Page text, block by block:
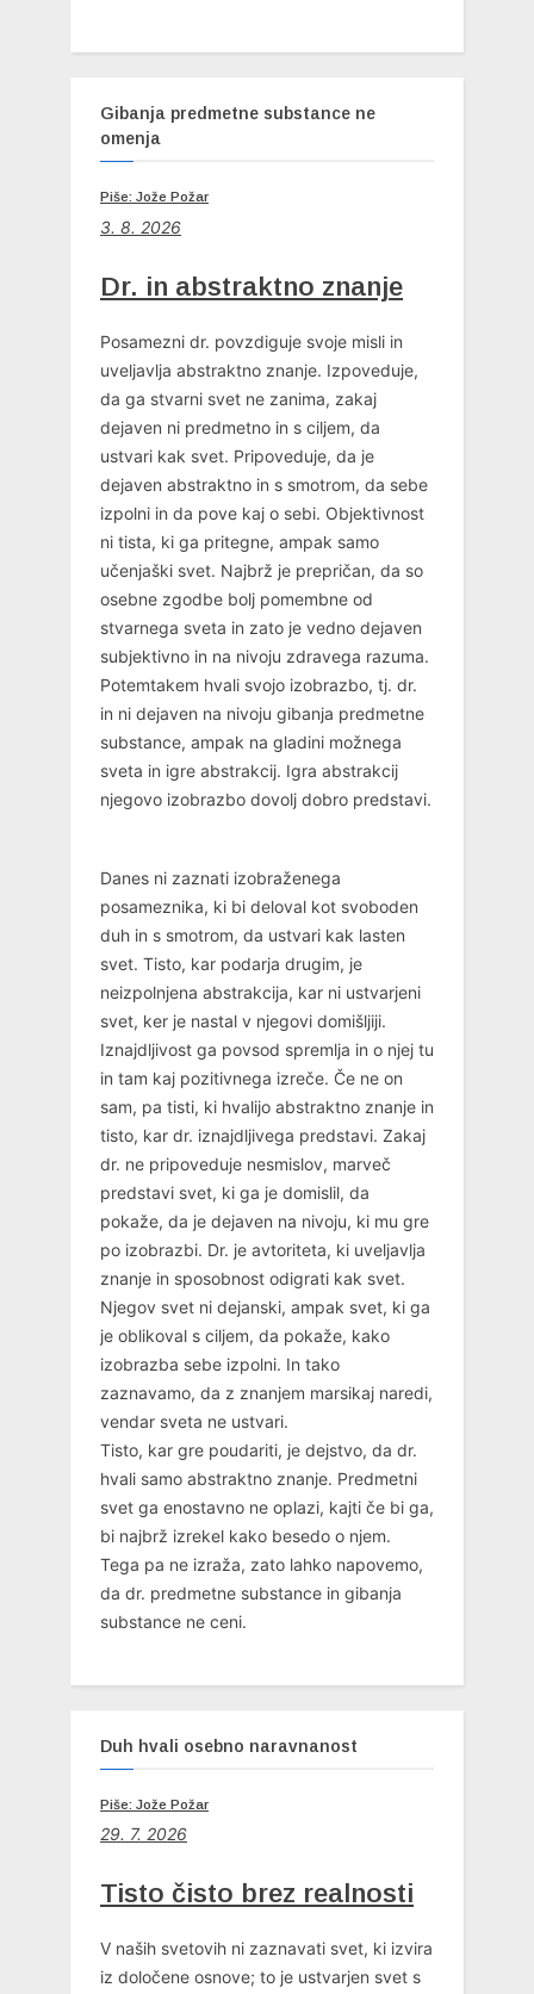
Gibanja predmetne substance ne
omenja
Piše: Jože Požar
3. 8. 2026
Dr. in abstraktno znanje
Posamezni dr. povzdiguje svoje misli in
uveljavlja abstraktno znanje. Izpoveduje,
da ga stvarni svet ne zanima, zakaj
dejaven ni predmetno in s ciljem, da
ustvari kak svet. Pripoveduje, da je
dejaven abstraktno in s smotrom, da sebe
izpolni in da pove kaj o sebi. Objektivnost
ni tista, ki ga pritegne, ampak samo
učenjaški svet. Najbrž je prepričan, da so
osebne zgodbe bolj pomembne od
stvarnega sveta in zato je vedno dejaven
subjektivno in na nivoju zdravega razuma.
Potemtakem hvali svojo izobrazbo, tj. dr.
in ni dejaven na nivoju gibanja predmetne
substance, ampak na gladini možnega
sveta in igre abstrakcij. Igra abstrakcij
njegovo izobrazbo dovolj dobro predstavi.
Danes ni zaznati izobraženega
posameznika, ki bi deloval kot svoboden
duh in s smotrom, da ustvari kak lasten
svet. Tisto, kar podarja drugim, je
neizpolnjena abstrakcija, kar ni ustvarjeni
svet, ker je nastal v njegovi domišljiji.
Iznajdljivost ga povsod spremlja in o njej tu
in tam kaj pozitivnega izreče. Če ne on
sam, pa tisti, ki hvalijo abstraktno znanje in
tisto, kar dr. iznajdljivega predstavi. Zakaj
dr. ne pripoveduje nesmislov, marveč
predstavi svet, ki ga je domislil, da
pokaže, da je dejaven na nivoju, ki mu gre
po izobrazbi. Dr. je avtoriteta, ki uveljavlja
znanje in sposobnost odigrati kak svet.
Njegov svet ni dejanski, ampak svet, ki ga
je oblikoval s ciljem, da pokaže, kako
izobrazba sebe izpolni. In tako
zaznavamo, da z znanjem marsikaj naredi,
vendar sveta ne ustvari.
Tisto, kar gre poudariti, je dejstvo, da dr.
hvali samo abstraktno znanje. Predmetni
svet ga enostavno ne oplazi, kajti če bi ga,
bi najbrž izrekel kako besedo o njem.
Tega pa ne izraža, zato lahko napovemo,
da dr. predmetne substance in gibanja
substance ne ceni.
Duh hvali osebno naravnanost
Piše: Jože Požar
29. 7. 2026
Tisto čisto brez realnosti
V naših svetovih ni zaznavati svet, ki izvira
iz določene osnove; to je ustvarjen svet s